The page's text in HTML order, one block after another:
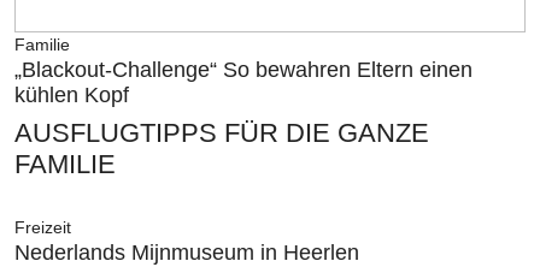
Familie
„Blackout-Challenge“ So bewahren Eltern einen
kühlen Kopf
AUSFLUGTIPPS FÜR DIE GANZE
FAMILIE
Freizeit
Nederlands Mijnmuseum in Heerlen